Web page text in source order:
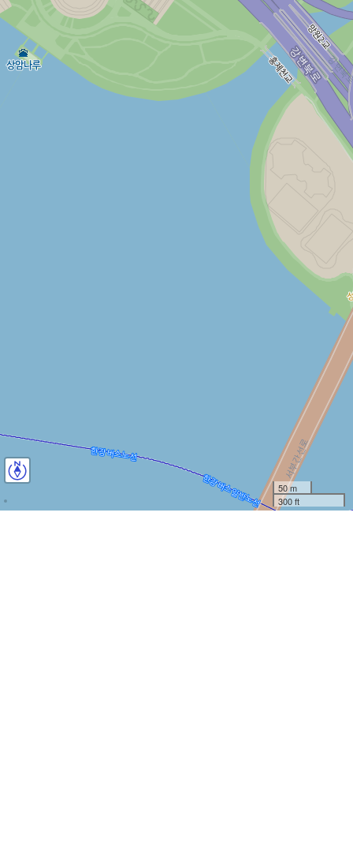
50 m
300 ft